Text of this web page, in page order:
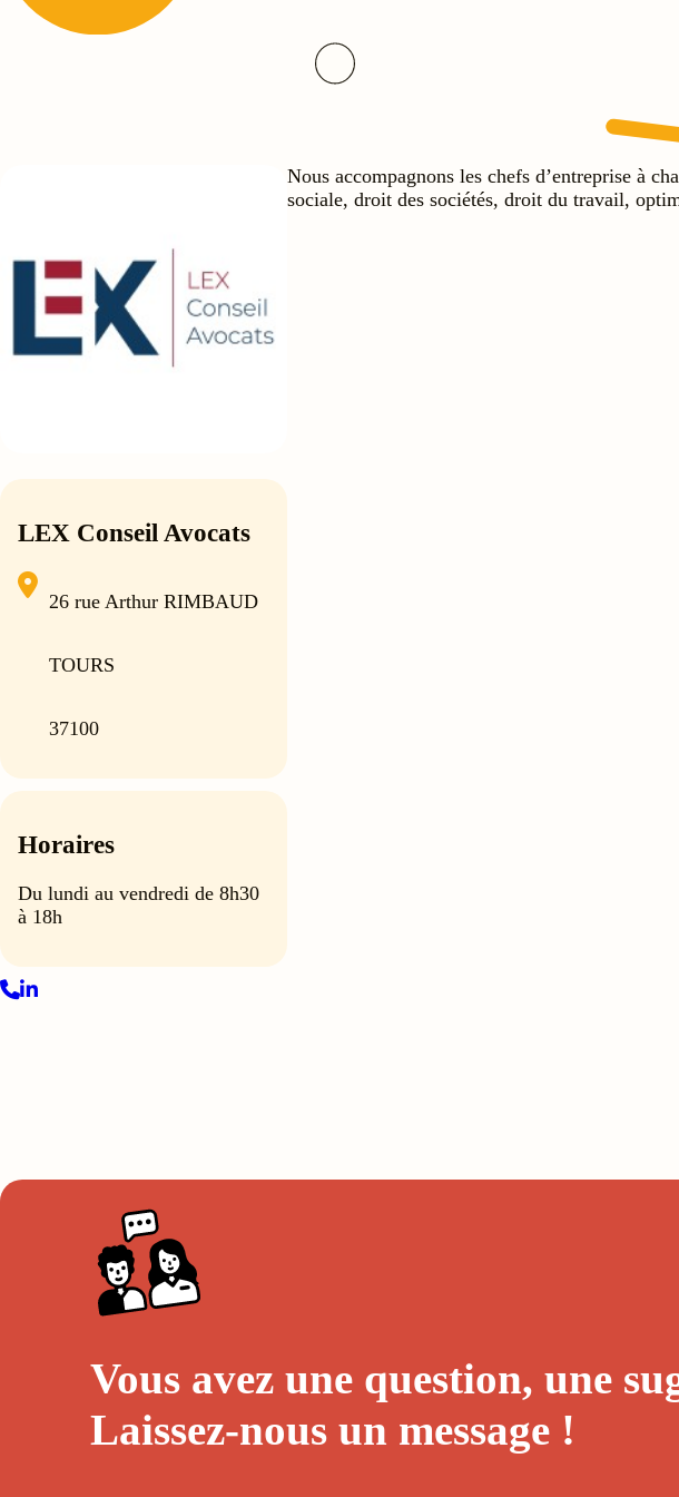
LEX Conseil Avocats
26 rue Arthur RIMBAUD
TOURS
37100
Horaires
Du lundi au vendredi de 8h30
à 18h
Nous accompagnons les chefs d’entreprise à
sociale, droit des sociétés, droit du travail,
Vous avez une question, une
Laissez-nous un message!